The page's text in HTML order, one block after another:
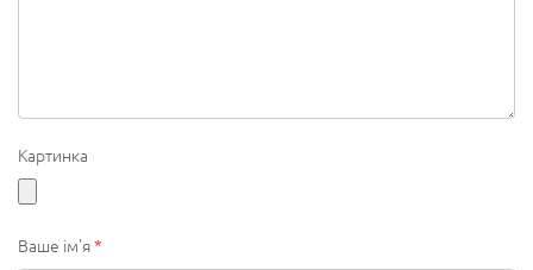
Картинка
Ваше ім'я*